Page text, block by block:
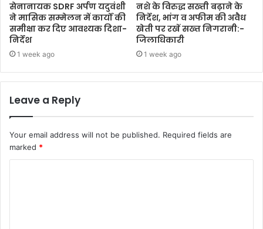
सेनानायक SDRF अर्पण यदुवंशी
ने मासिक सम्मेलन में कार्यों की
समीक्षा कर दिए आवश्यक दिशा-
निर्देश
1 week ago
नशे के विरुद्ध सख्ती बढ़ाने के
निर्देश, भांग व अफीम की अवैध
खेती पर रखें सख्त निगरानी:-
जिलाधिकारी
1 week ago
Leave a Reply
Your email address will not be published. Required fields are
marked *